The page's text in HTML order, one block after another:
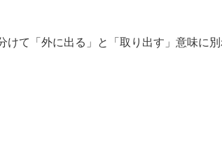
て「外に出る」と「取り出す」意味に別